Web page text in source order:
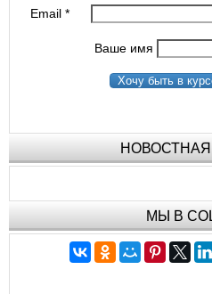
Email*
Ваше имя
Хочу быть в
МЫ В